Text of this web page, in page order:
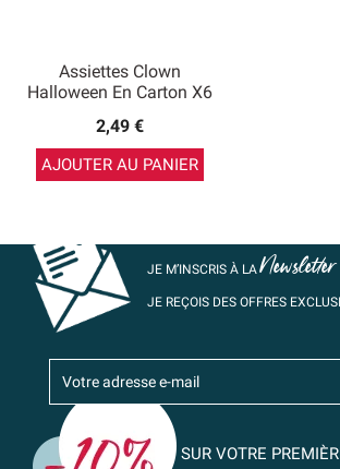
Assiettes Clown
Halloween En Carton X6
2,49 €
AJOUTER AU PANIER
JE M’INSCRIS À LANewsletter
JE REÇOIS DES OFFRES
SUR VOTRE